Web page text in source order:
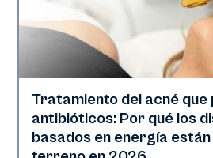
Salud de la piel
Tratamiento del acné
antibióticos: Por qué los
basados en energía